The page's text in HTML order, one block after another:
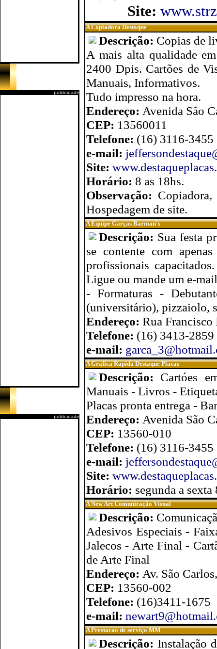
publicidade
publicidade
Site:
A Copiadora Destaque
Descrição: Copias de
A mais alta qualidade
2400 Dpis. Cartões de
Manuais, Informativos.
Tudo impresso na hora.
Endereço: Avenida São
CEP: 13560011
Telefone: (16) 3116-3455
e-mail:
Site:
Horário: 8 as 18hs.
Observação:
Hospedagem de site.
A Equipe Garças Barman's
Descrição: Sua festa
se contente com
profissionais
Ligue ou mande um e-
- Formaturas -
(universitário), pizzaiolo,
Endereço: Rua
Telefone: (16) 3413-
e-mail:
A Grafica Rapida Destaque Placas
Descrição: Cartóes
Manuais - Livros -
Placas pronta entrega -
Endereço: Avenida São
CEP: 13560-010
Telefone: (16) 3116-3455
e-mail:
Site:
Horário: segunda a sexta
A New Art Comunicação Visual
Descrição:
Adesivos Especiais -
Jalecos - Arte Final -
de Arte Final
Endereço: Av. São
CEP: 13560-002
Telefone: (16)3411-1675
e-mail:
A Prestacao de serviço MM
Descrição: Instalação